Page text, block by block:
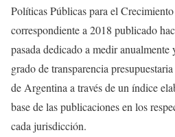
Políticas Públicas para el
correspondiente a 2018 publicado
pasada dedicado a medir anualmente
grado de transparencia
de Argentina a través de un índice
base de las publicaciones en los
cada jurisdicción.